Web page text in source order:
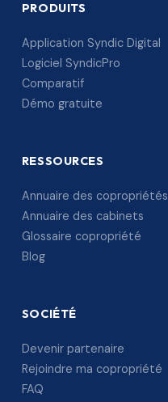
PRODUITS
Application Syndic Digital
Logiciel SyndicPro
Comparatif
Démo gratuite
RESSOURCES
Annuaire des copropriétés
Annuaire des cabinets
Glossaire copropriété
Blog
SOCIÉTÉ
Devenir partenaire
Rejoindre ma copropriété
FAQ